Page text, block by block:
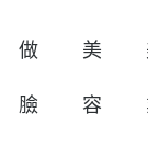
做
臉
美
容